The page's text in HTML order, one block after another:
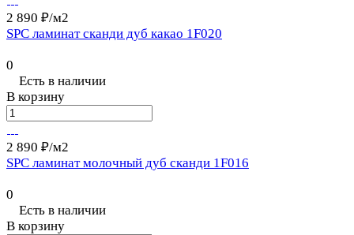
2 890 ₽/м2
SPC ламинат сканди дуб какао 1F020
0
Есть в наличии
В корзину
2 890 ₽/м2
SPC ламинат молочный дуб сканди 1F016
0
Есть в наличии
В корзину